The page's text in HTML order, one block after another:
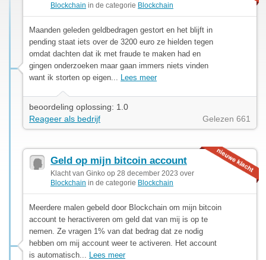
Blockchain in de categorie Blockchain
Maanden geleden geldbedragen gestort en het blijft in
pending staat iets over de 3200 euro ze hielden tegen
omdat dachten dat ik met fraude te maken had en
gingen onderzoeken maar gaan immers niets vinden
want ik storten op eigen... Lees meer
beoordeling oplossing: 1.0
Reageer als bedrijf
Gelezen 661
Geld op mijn bitcoin account
Klacht van Ginko op 28 december 2023 over
Blockchain in de categorie Blockchain
Meerdere malen gebeld door Blockchain om mijn bitcoin
account te heractiveren om geld dat van mij is op te
nemen. Ze vragen 1% van dat bedrag dat ze nodig
hebben om mij account weer te activeren. Het account
is automatisch... Lees meer